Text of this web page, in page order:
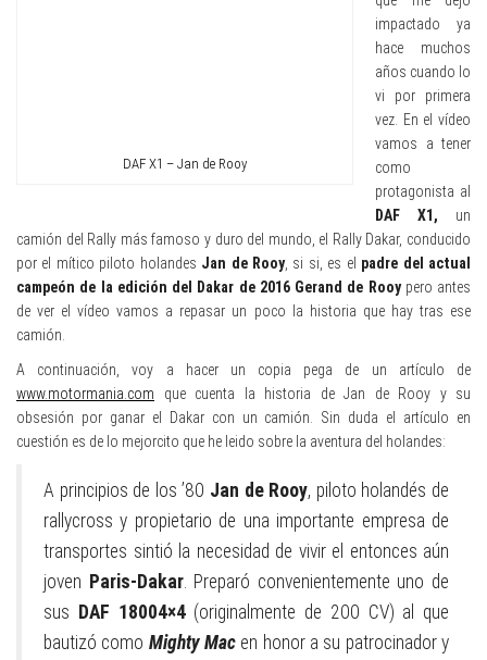
DAF X1 – Jan de Rooy
impactado ya
hace muchos
años cuando lo
vi por primera
vez. En el vídeo
vamos a tener
como
protagonista al
DAF X1, un
camión del Rally más famoso y duro del mundo, el Rally Dakar, conducido
por el mítico piloto holandes Jan de Rooy, si si, es el padre del actual
campeón de la edición del Dakar de 2016 Gerand de Rooypero antes
de ver el vídeo vamos a repasar un poco la historia que hay tras ese
camión.
A continuación, voy a hacer un copia pega de un artículo de
www.motormania.com que cuenta la historia de Jan de Rooy y su
obsesión por ganar el Dakar con un camión. Sin duda el artículo en
cuestión es de lo mejorcito que he leido sobre la aventura del holandes:
A principios de los ’80 Jan de Rooy, piloto holandés de
rallycross y propietario de una importante empresa de
transportes sintió la necesidad de vivir el entonces aún
joven Paris-Dakar. Preparó convenientemente uno de
sus DAF 18004×4(originalmente de 200 CV) al que
bautizó como Mighty Mac en honor a su patrocinador y